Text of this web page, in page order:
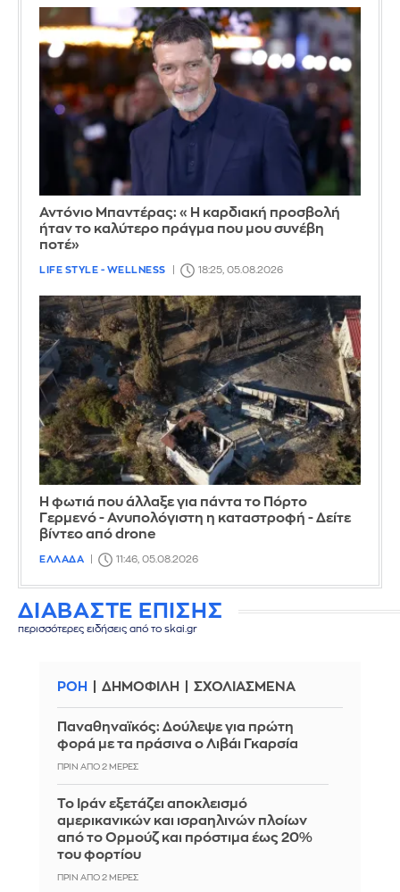
Αντόνιο Μπαντέρας: «Η καρδιακή προσβολή
ήταν το καλύτερο πράγμα που μου συνέβη
ποτέ»
LIFE STYLE - WELLNESS 18:25, 05.08.2026
Η φωτιά που άλλαξε για πάντα το Πόρτο
Γερμενό - Ανυπολόγιστη η καταστροφή - Δείτε
βίντεο από drone
ΕΛΛΑΔΑ 11:46, 05.08.2026
ΔΙΑΒΑΣΤΕ ΕΠΙΣΗΣ
περισσότερες ειδήσεις από το skai.gr
ΡΟΗ ΔΗΜΟΦΙΛΗ ΣΧΟΛΙΑΣΜΕΝΑ
Παναθηναϊκός: Δούλεψε για πρώτη
φορά με τα πράσινα ο Λιβάι Γκαρσία
ΠΡΙΝ ΑΠΌ 2 ΜΈΡΕΣ
Το Ιράν εξετάζει αποκλεισμό
αμερικανικών και ισραηλινών πλοίων
από το Ορμούζ και πρόστιμα έως 20%
του φορτίου
ΠΡΙΝ ΑΠΌ 2 ΜΈΡΕΣ